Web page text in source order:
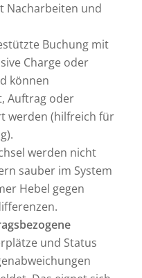
Nacharbeiten und
Buchung mit
Charge oder
können
Auftrag oder
werden (hilfreich für
werden nicht
sauber im System
Hebel gegen
und Status